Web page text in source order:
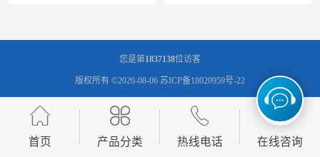
您是第1837138位访客
版权所有 ©2026-08-06 苏ICP备18020959号-22
技术支持： 八方资源网 管理员入口 网站地图
首页 产品分类 热线电话 在线咨询